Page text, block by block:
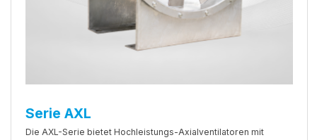
Serie AXL
Die AXL-Serie bietet Hochleistungs-Axialventilatoren mit